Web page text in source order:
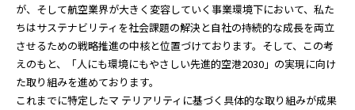
が、そして航空業界が大きく変容していく事業環境下において、私た
ちはサステナビリティを社会課題の解決と自社の持続的な成長を両立
させるための戦略推進の中核と位置づけております。そして、この考
えのもと、「人にも環境にもやさしい先進的空港2030」の実現に向け
た取り組みを進めております。
これまでに特定したマ テリアリティに基づく具体的な取り組みが成果